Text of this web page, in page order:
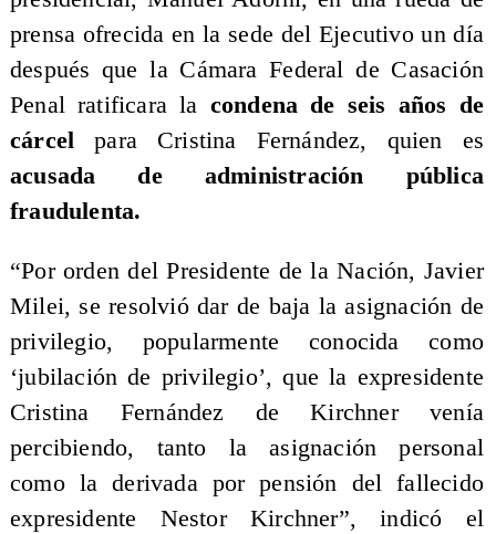
prensa ofrecida en la sede del Ejecutivo un día
después que la Cámara Federal de Casación
Penal ratificara la condena de seis años de
cárcel para Cristina Fernández, quien es
acusada de administración pública
fraudulenta.
​“Por orden del Presidente de la Nación, Javier
Milei, se resolvió dar de baja la asignación de
privilegio, popularmente conocida como
‘jubilación de privilegio’, que la expresidente
Cristina Fernández de Kirchner venía
percibiendo, tanto la asignación personal
como la derivada por pensión del fallecido
expresidente Nestor Kirchner”, indicó el